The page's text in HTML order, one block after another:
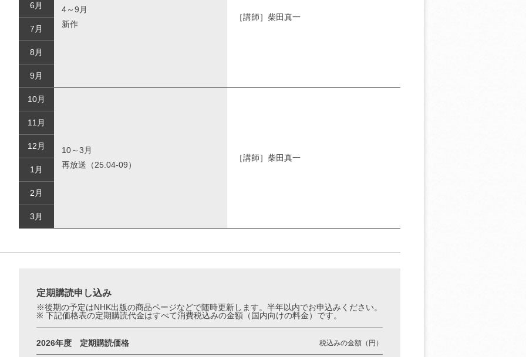
4～9月
新作
［講師］柴田真一
6月
7月
8月
9月
10月
10～3月
再放送（25.04-09）
［講師］柴田真一
11月
12月
1月
2月
3月
定期購読申し込み
※後期の予定はNHK出版の商品ページなどで随時更新します。半年以内でお申込みください。
※ 下記価格表の定期購読代金はすべて消費税込みの金額（国内向けの料金）です。
2026年度 定期購読価格 税込みの金額（円）